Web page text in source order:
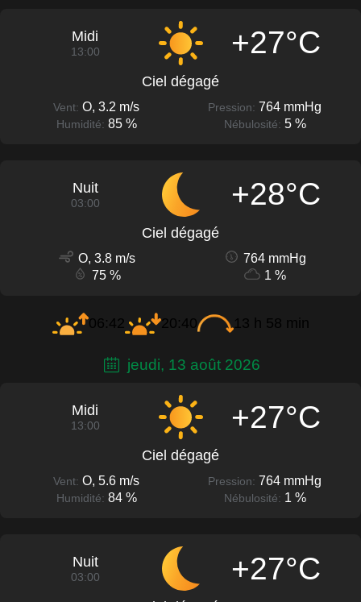
Midi
13:00 +27°C
Ciel dégagé
Vent: O, 3.2 m/s Pression: 764 mmHg
Humidité: 85 % Nébulosité: 5 %
Nuit
03:00 +28°C
Ciel dégagé
O, 3.8 m/s
764 mmHg
75 %
1 %
06:42 20:40 13 h 58 min
jeudi, 13 août 2026
Midi
13:00 +27°C
Ciel dégagé
Vent: O, 5.6 m/s Pression: 764 mmHg
Humidité: 84 % Nébulosité: 1 %
Nuit
03:00 +27°C